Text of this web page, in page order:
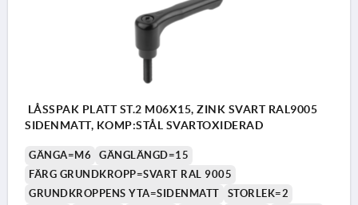
LÅSSPAK PLATT ST.2 M06X15, ZINK SVART RAL9005
SIDENMATT, KOMP:STÅL SVARTOXIDERAD
GÄNGA=M6
GÄNGLÄNGD=15
FÄRG GRUNDKROPP=SVART RAL 9005
GRUNDKROPPENS YTA=SIDENMATT
STORLEK=2